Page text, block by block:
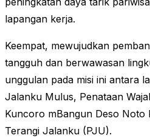
lapangan kerja.
Keempat, mewujudkan
tangguh dan berwawasan
unggulan pada misi ini antara
Jalanku Mulus, Penataan
Kuncoro mBangun Deso Noto
Terangi Jalanku (PJU).